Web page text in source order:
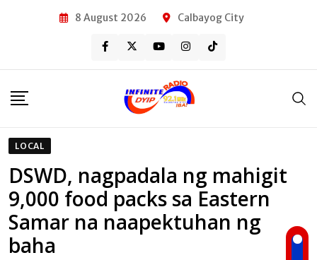
8 August 2026 Calbayog City
LOCAL
DSWD, nagpadala ng mahigit
9,000 food packs sa Eastern
Samar na naapektuhan ng
baha